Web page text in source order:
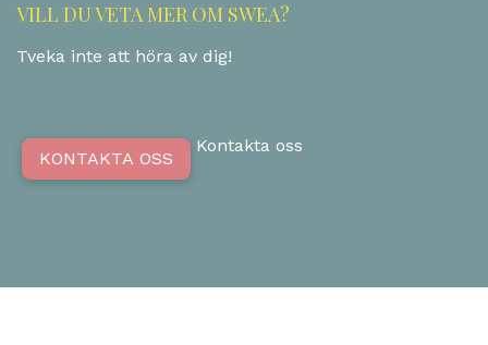
VILL DU VETA MER OM SWEA?
Tveka inte att höra av dig!
KONTAKTA OSS
Kontakta oss